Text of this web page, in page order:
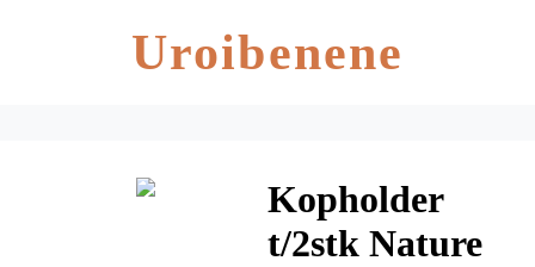
Uroibenene
Kopholder
t/2stk Nature